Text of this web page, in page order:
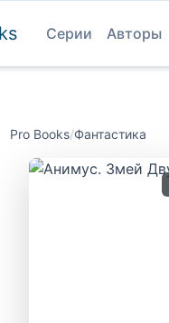
Серии Авторы
Pro Books/Фантастика